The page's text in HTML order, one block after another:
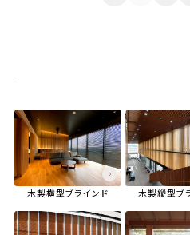
木製横型ブラインド 木製縦型ブ